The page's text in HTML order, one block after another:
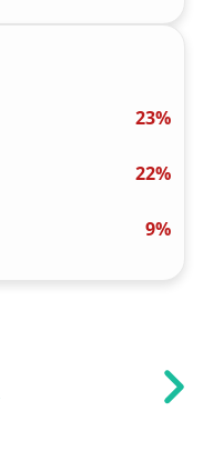
23%
22%
9%